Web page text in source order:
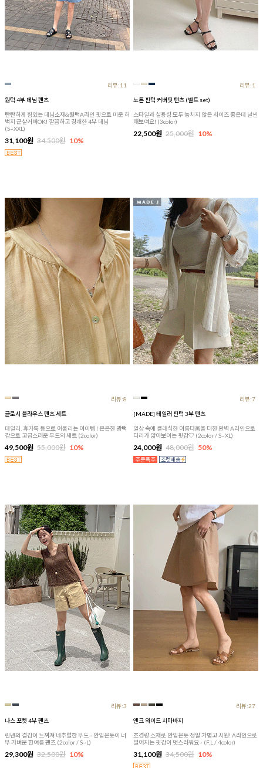
리뷰:11
원턱 4부 데님 팬츠
탄탄하게 힘있는 데님소재&원턱A라인 핏으로 미운 허
벅지 군살커버OK! 깔끔하고 경쾌한 4부 데님
(S~XXL)
31,100원 34,500원 10%
리뷰:1
노튼 핀턱 커버핏 팬츠 (벨트 set)
스타일과 실용성 모두 놓치지 않은 사이즈 좋은데 날씬
해보여요! (3color)
22,500원 25,000원 10%
리뷰:8
글로시 블라우스 팬츠 세트
데일리, 휴가룩 등으로 어울리는 아이템 ! 은은한 광택
감으로 고급스러운 무드의 세트 (2color)
49,500원 55,000원 10%
리뷰:7
[MADE] 테일러 핀턱 3부 팬츠
일상 속에 클래식한 아름다움을 더한 완벽 A라인으로
다리가 얇아보이는 핏감♡ (2color / S~XL)
24,000원 48,000원 50%
리뷰:3
나스 포켓 4부 팬츠
린넨의 결감이 느껴져 네추럴한 무드~ 안입은듯이 너
무 가벼운 한여름 팬츠 (2color / S~L)
29,300원 32,500원 10%
리뷰:27
엔크 와이드 치마바지
초경량 소재로 안입은듯 정말 가볍고 시원! A라인으로
떨어지는 핏감이 멋스러워요~ (F,L / 4color)
31,100원 34,500원 10%